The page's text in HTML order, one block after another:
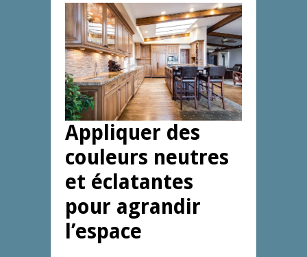
Appliquer des
couleurs neutres
et éclatantes
pour agrandir
l’espace